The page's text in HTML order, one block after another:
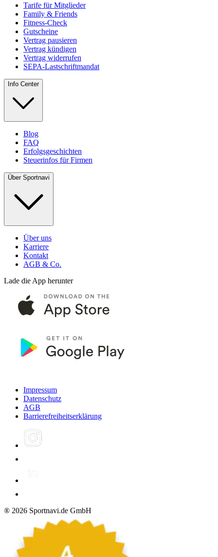
Tarife für Mitglieder
Family & Friends
Fitness-Check
Gutscheine
Vertrag pausieren
Vertrag kündigen
Vertrag widerrufen
SEPA-Lastschriftmandat
Info Center
Blog
FAQ
Erfolgsgeschichten
Steuerinfos für Firmen
Über Sportnavi
Über uns
Karriere
Kontakt
AGB & Co.
Lade die App herunter
Impressum
Datenschutz
AGB
Barrierefreiheitserklärung
® 2026 Sportnavi.de GmbH